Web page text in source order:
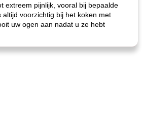
extreem pijnlijk, vooral bij bepaalde
altijd voorzichtig bij het koken met
uw ogen aan nadat u ze hebt